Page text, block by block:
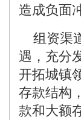
造成负面
组资渠
遇，充分
开拓城镇
存款结构
款和大额